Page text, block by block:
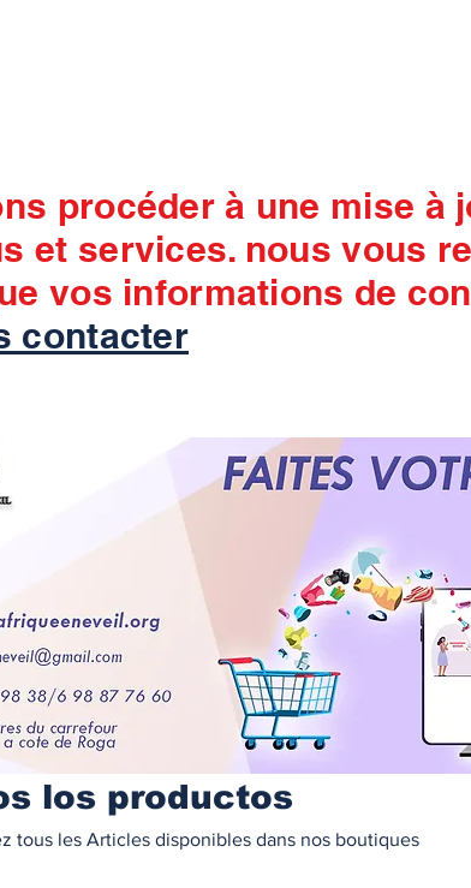
procéder à une mise à
et services. nous vous
vos informations de
contacter
los productos
tous les Articles disponibles dans nos boutiques